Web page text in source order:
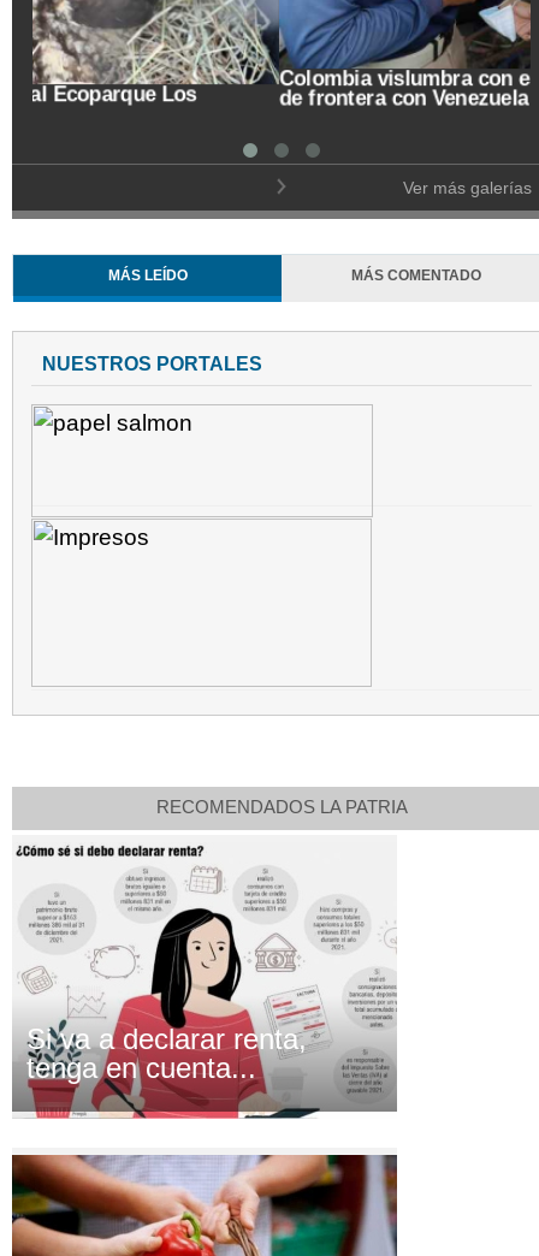
Trasladan a búho orejudo al Ecoparque Los
Ver más galerías
MÁS LEÍDO MÁS COMENTADO
NUESTROS PORTALES
RECOMENDADOS LA PATRIA
Si va a declarar renta,
tenga en cuenta...